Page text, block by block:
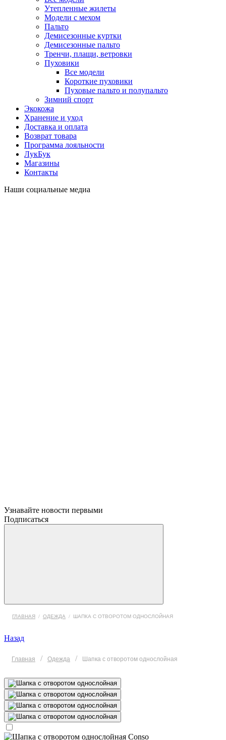
Утепленные жилеты
Модели с мехом
Пальто
Демисезонные куртки
Демисезонные пальто
Тренчи, плащи, ветровки
Пуховики
Все модели
Короткие пуховики
Пуховые пальто и полупальто
Зимний спорт
Экокожа
Хранение и уход
Доставка и оплата
Возврат товара
Программа лояльности
ЛукБук
Магазины
Контакты
Наши социальные медиа
Узнавайте новости первыми
Подписаться
ГЛАВНАЯ / ОДЕЖДА / ШАПКА С ОТВОРОТОМ ОДНОСЛОЙНАЯ
Назад
Главная / Одежда / Шапка с отворотом однослойная